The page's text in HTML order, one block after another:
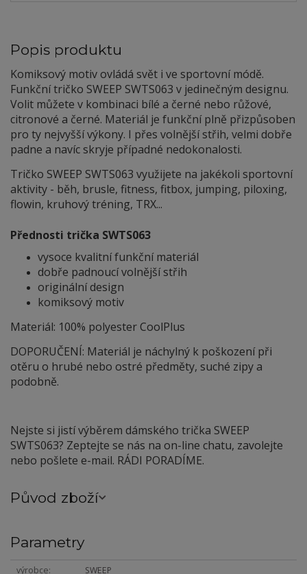
Popis produktu
Komiksový motiv ovládá svět i ve sportovní módě.
Funkční tričko SWEEP SWTS063 v jedinečným designu.
Volit můžete v kombinaci bílé a černé nebo růžové,
citronové a černé. Materiál je funkční plně přizpůsoben
pro ty nejvyšší výkony. I přes volnější střih, velmi dobře
padne a navíc skryje případné nedokonalosti.
Tričko SWEEP SWTS063 využijete na jakékoli sportovní
aktivity - běh, brusle, fitness, fitbox, jumping, piloxing,
flowin, kruhový tréning, TRX...
Přednosti trička SWTS063
vysoce kvalitní funkční materiál
dobře padnoucí volnější střih
originální design
komiksový motiv
Materiál: 100% polyester CoolPlus
DOPORUČENÍ: Materiál je náchylný k poškození při
otěru o hrubé nebo ostré předměty, suché zipy a
podobně.
Nejste si jistí výběrem dámského trička SWEEP
SWTS063? Zeptejte se nás na on-line chatu, zavolejte
nebo pošlete e-mail. RÁDI PORADÍME.
Původ zboží
Parametry
výrobce SWEEP